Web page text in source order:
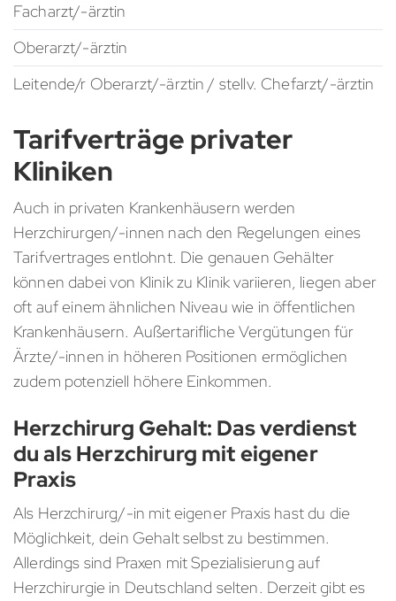
Facharzt/-ärztin
Oberarzt/-ärztin
Leitende/r Oberarzt/-ärztin / stellv. Chefarzt/-ärztin
Tarifverträge privater
Kliniken
Auch in privaten Krankenhäusern werden
Herzchirurgen/-innen nach den Regelungen eines
Tarifvertrages entlohnt. Die genauen Gehälter
können dabei von Klinik zu Klinik variieren, liegen aber
oft auf einem ähnlichen Niveau wie in öffentlichen
Krankenhäusern. Außertarifliche Vergütungen für
Ärzte/-innen in höheren Positionen ermöglichen
zudem potenziell höhere Einkommen.
Herzchirurg Gehalt: Das verdienst
du als Herzchirurg mit eigener
Praxis
Als Herzchirurg/-in mit eigener Praxis hast du die
Möglichkeit, dein Gehalt selbst zu bestimmen.
Allerdings sind Praxen mit Spezialisierung auf
Herzchirurgie in Deutschland selten. Derzeit gibt es